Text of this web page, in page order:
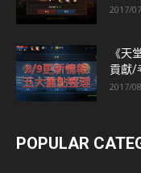
2017/
《天
貢獻/
2017/
POPULAR